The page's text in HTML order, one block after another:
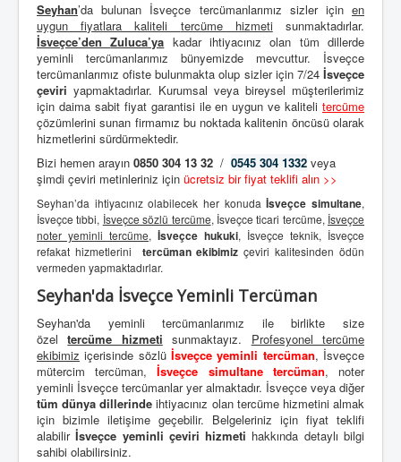
Seyhan’da bulunan İsveçce tercümanlarımız sizler için en
uygun fiyatlara kaliteli tercüme hizmetisunmaktadırlar.
İsveçce’den Zuluca’ya kadar ihtiyacınız olan tüm dillerde
yeminli tercümanlarımız bünyemizde mevcuttur. İsveçce
tercümanlarımız ofiste bulunmakta olup sizler için 7/24 İsveçce
çeviri yapmaktadırlar. Kurumsal veya bireysel müşterilerimiz
için daima sabit fiyat garantisi ile en uygun ve kaliteli tercüme
çözümlerini sunan firmamız bu noktada kalitenin öncüsü olarak
hizmetlerini sürdürmektedir.
Bizi hemen arayın 0850 304 13 32 / 0545 304 1332 veya
şimdi çeviri metinleriniz için ücretsiz bir fiyat teklifi alın >>
Seyhan’da ihtiyacınız olabilecek her konudaİsveçce simultane,
İsveçce tıbbi, İsveçce sözlü tercüme, İsveçce ticari tercüme, İsveçce
noter yeminli tercüme, İsveçce hukuki, İsveçce teknik, İsveçce
refakat hizmetlerini
tercüman ekibimizçeviri kalitesinden ödün
vermeden yapmaktadırlar.
Seyhan'da İsveçce Yeminli Tercüman
Seyhan'da yeminli tercümanlarımız ile birlikte size
özeltercüme hizmeti sunmaktayız. Profesyonel tercüme
ekibimiz içerisinde sözlü İsveçce yeminli tercüman, İsveçce
mütercim tercüman,İsveçce simultane tercüman, noter
yeminli İsveçce tercümanlar yer almaktadır. İsveçce veya diğer
tüm dünya dillerinde ihtiyacınız olan tercüme hizmetini almak
için bizimle iletişime geçebilir. Belgeleriniz için fiyat teklifi
alabilirİsveçce yeminli çeviri hizmeti hakkında detaylı bilgi
sahibi olabilirsiniz.